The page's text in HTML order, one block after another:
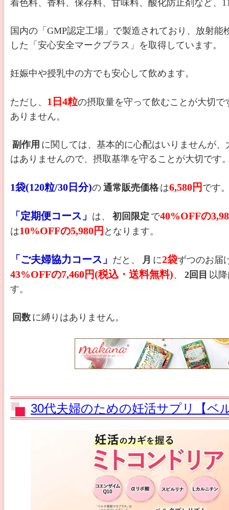
着色料、香料、保存料、甘味料、酸化防止剤など、
国内の「GMP認定工場」で製造されており、放射
した「安心安全マークプラス」を取得しています。
妊娠中や授乳中の方でも安心して飲めます。
ただし、 1日4粒の摂取量を守って飲むことが大切
ありません。
副作用 に関しては、基本的に心配はいりませんが
はありませんので、摂取基準を守ることが大切です
1袋(120粒/30日分)の 通常販売価格 は6,580円 です
「定期便コース」 は、 初回限定 で40%OFFの
は10%OFFの5,980円 となります。
「ご夫婦協力コース」 だと、 月 に2袋ずつのお届
43%OFFの7,460円(税込・送料無料)、 2回目 以
す。
回数 に縛りはありません。
30代夫婦のための妊活サプリ【ベ